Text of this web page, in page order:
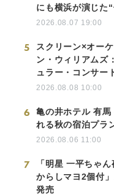
にも横浜が演じた
2026.08.07 19:00
5
スクリーン×オー
ン・ウィリアムズ
ュラー・コンサー
2026.08.08 10:00
6
亀の井ホテル 有
れる秋の宿泊プラ
2026.08.06 11:00
7
「明星 一平ちゃ
からしマヨ2個付
発売